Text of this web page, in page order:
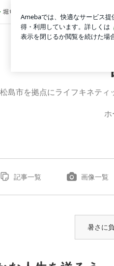
堀ちえみの夫 卵黄と水菜入りの納豆
島市を拠点にライフキネティ
記事一覧 画像一覧